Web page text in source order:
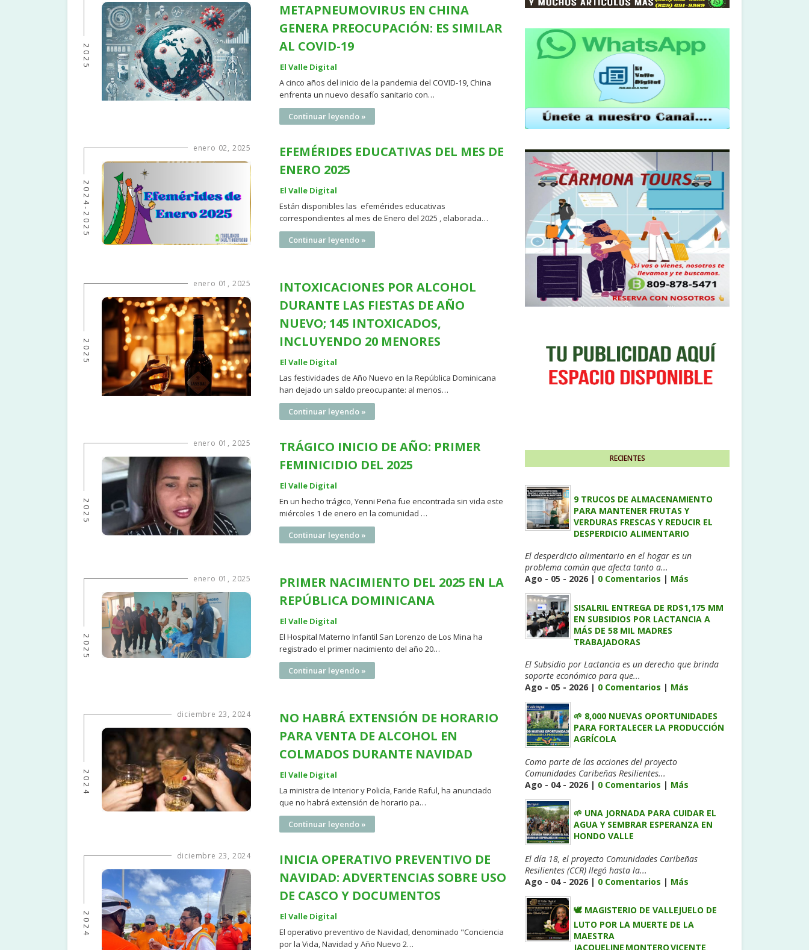
2025
METAPNEUMOVIRUS EN CHINA
GENERA PREOCUPACIÓN: ES SIMILAR
AL COVID-19
El Valle Digital
A cinco años del inicio de la pandemia del COVID-19, China
enfrenta un nuevo desafío sanitario con…
Continuar leyendo »
enero 02, 2025
2024-2025
EFEMÉRIDES EDUCATIVAS DEL MES DE
ENERO 2025
El Valle Digital
Están disponibles las efemérides educativas
correspondientes al mes de Enero del 2025 , elaborada…
Continuar leyendo »
enero 01, 2025
2025
INTOXICACIONES POR ALCOHOL
DURANTE LAS FIESTAS DE AÑO
NUEVO; 145 INTOXICADOS,
INCLUYENDO 20 MENORES
El Valle Digital
Las festividades de Año Nuevo en la República Dominicana
han dejado un saldo preocupante: al menos…
Continuar leyendo »
enero 01, 2025
2025
TRÁGICO INICIO DE AÑO: PRIMER
FEMINICIDIO DEL 2025
El Valle Digital
En un hecho trágico, Yenni Peña fue encontrada sin vida este
miércoles 1 de enero en la comunidad …
Continuar leyendo »
enero 01, 2025
2025
PRIMER NACIMIENTO DEL 2025 EN LA
REPÚBLICA DOMINICANA
El Valle Digital
El Hospital Materno Infantil San Lorenzo de Los Mina ha
registrado el primer nacimiento del año 20…
Continuar leyendo »
diciembre 23, 2024
2024
NO HABRÁ EXTENSIÓN DE HORARIO
PARA VENTA DE ALCOHOL EN
COLMADOS DURANTE NAVIDAD
El Valle Digital
La ministra de Interior y Policía, Faride Raful, ha anunciado
que no habrá extensión de horario pa…
Continuar leyendo »
diciembre 23, 2024
2024
INICIA OPERATIVO PREVENTIVO DE
NAVIDAD: ADVERTENCIAS SOBRE USO
DE CASCO Y DOCUMENTOS
El Valle Digital
El operativo preventivo de Navidad, denominado "Conciencia
por la Vida, Navidad y Año Nuevo 2…
RECIENTES
9 TRUCOS DE ALMACENAMIENTO
PARA MANTENER FRUTAS Y
VERDURAS FRESCAS Y REDUCIR EL
DESPERDICIO ALIMENTARIO
El desperdicio alimentario en el hogar es un
problema común que afecta tanto a...
Ago - 05 - 2026 | 0 Comentarios | Más
SISALRIL ENTREGA DE RD$1,175 MM
EN SUBSIDIOS POR LACTANCIA A
MÁS DE 58 MIL MADRES
TRABAJADORAS
El Subsidio por Lactancia es un derecho que brinda
soporte económico para que...
Ago - 05 - 2026 | 0 Comentarios | Más
🌱 8,000 NUEVAS OPORTUNIDADES
PARA FORTALECER LA PRODUCCIÓN
AGRÍCOLA
Como parte de las acciones del proyecto
Comunidades Caribeñas Resilientes...
Ago - 04 - 2026 | 0 Comentarios | Más
🌱 UNA JORNADA PARA CUIDAR EL
AGUA Y SEMBRAR ESPERANZA EN
HONDO VALLE
El día 18, el proyecto Comunidades Caribeñas
Resilientes (CCR) llegó hasta la...
Ago - 04 - 2026 | 0 Comentarios | Más
🕊️ MAGISTERIO DE VALLEJUELO DE
LUTO POR LA MUERTE DE LA
MAESTRA
JACQUELINE MONTERO VICENTE